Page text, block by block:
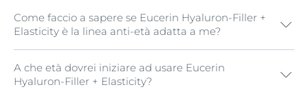
Come faccio a sapere se Eucerin Hyaluron-Filler +
Elasticity è la linea anti-età adatta a me?
La gammaEucerin Hyaluron-Filler + Elasticity
è stata
formulata appositamente per le pelli mature e per
A che età dovrei iniziare ad usare Eucerin
Hyaluron-Filler + Elasticity?